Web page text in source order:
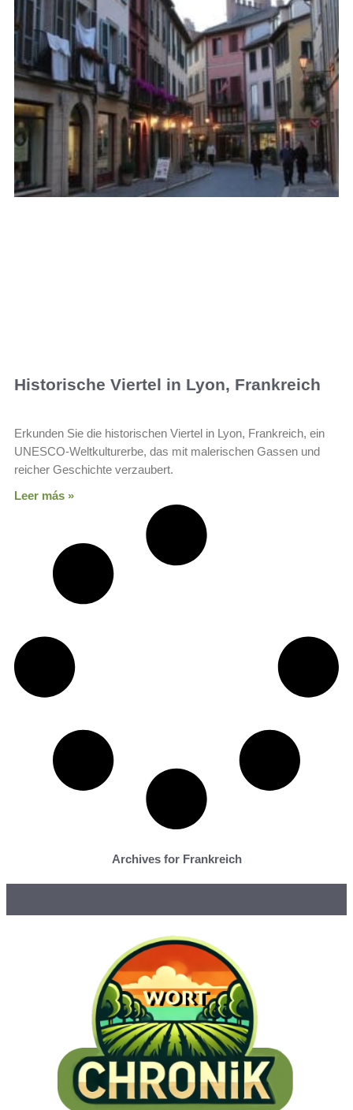
Historische Viertel in Lyon, Frankreich
Erkunden Sie die historischen Viertel in Lyon, Frankreich, ein
UNESCO-Weltkulturerbe, das mit malerischen Gassen und
reicher Geschichte verzaubert.
Leer más »
Archives for Frankreich